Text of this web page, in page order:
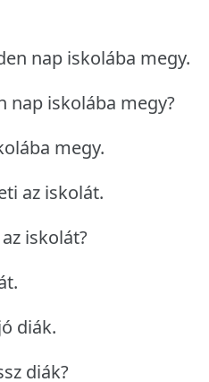
nap iskolába megy.
nap iskolába megy?
megy.
az iskolát.
iskolát?
diák.
diák?